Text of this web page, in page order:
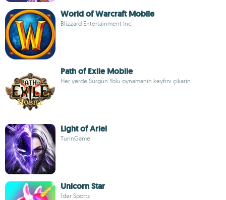
World of Warcraft Mobile
Blizzard Entertainment Inc.
Path of Exile Mobile
Her yerde Sürgün Yolu oynamanın keyfini çıkarın
Light of Ariel
TurinGame
Unicorn Star
1der Sports